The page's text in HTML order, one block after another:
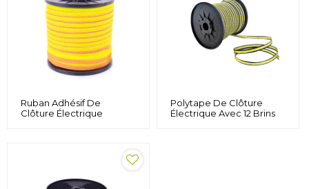
Ruban Adhésif De
Clôture Électrique
Cousus, Jaune
Polytape De Clôture
Électrique Avec 12 Brins